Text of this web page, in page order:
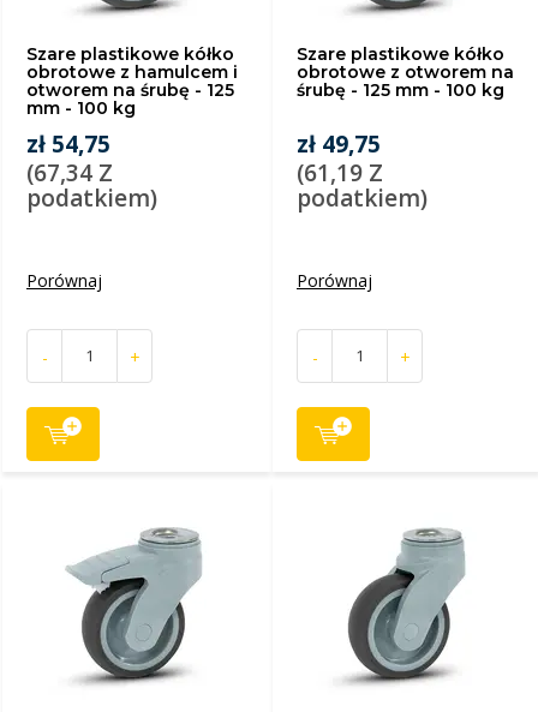
Szare plastikowe kółko
obrotowe z hamulcem i
otworem na śrubę - 125
mm - 100 kg
zł 54,75
(67,34 Z
podatkiem)
Porównaj
- +
Szare plastikowe kółko
obrotowe z otworem na
śrubę - 125 mm - 100 kg
zł 49,75
(61,19 Z
podatkiem)
Porównaj
- +